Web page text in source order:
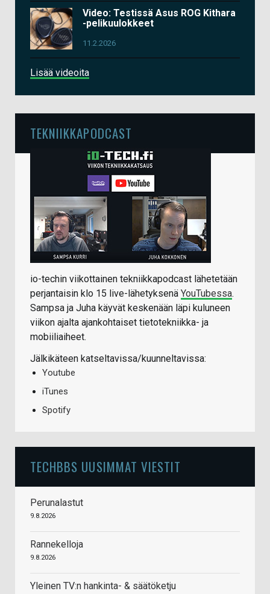
Video: Testissä Asus ROG Kithara
-pelikuulokkeet
11.2.2026
Lisää videoita
TEKNIIKKAPODCAST
io-techin viikottainen tekniikkapodcast lähetetään
perjantaisin klo 15 live-lähetyksenä YouTubessa.
Sampsa ja Juha käyvät keskenään läpi kuluneen
viikon ajalta ajankohtaiset tietotekniikka- ja
mobiiliaiheet.
Jälkikäteen katseltavissa/kuunneltavissa:
Youtube
iTunes
Spotify
TECHBBS UUSIMMAT VIESTIT
Perunalastut
9.8.2026
Rannekelloja
9.8.2026
Yleinen TV:n hankinta- & säätöketju